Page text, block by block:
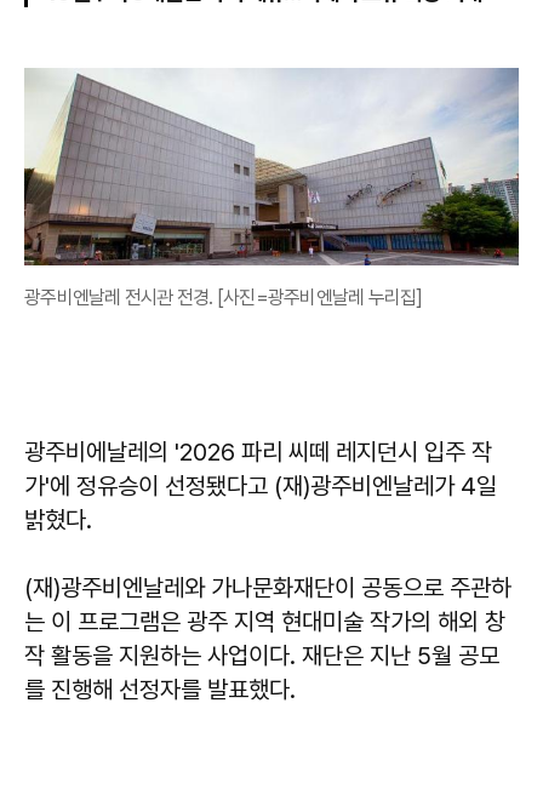
광주비엔날레 전시관 전경. [사진=광주비엔날레 누리집]
광주비에날레의 '2026 파리 씨떼 레지던시 입주 작
가'에 정유승이 선정됐다고 (재)광주비엔날레가 4일
밝혔다.
(재)광주비엔날레와 가나문화재단이 공동으로 주관하
는 이 프로그램은 광주 지역 현대미술 작가의 해외 창
작 활동을 지원하는 사업이다. 재단은 지난 5월 공모
를 진행해 선정자를 발표했다.